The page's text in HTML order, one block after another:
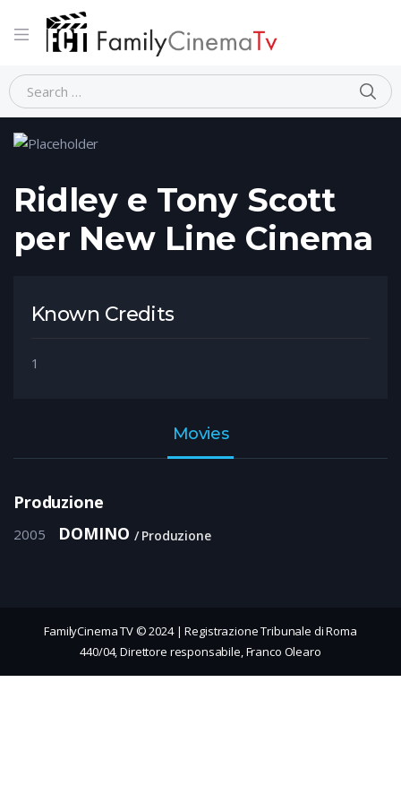
Home Person Ridley e Tony Scott per New Line Cinema
Ridley e Tony Scott
per New Line Cinema
Known Credits
1
Movies
Produzione
2005 DOMINO Produzione
FamilyCinema TV © 2024 | Registrazione Tribunale di Roma
440/04, Direttore responsabile, Franco Olearo